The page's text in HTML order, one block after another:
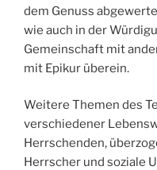
dem Genuss
wie auch in der
Gemeinschaft mit
mit Epikur überein.
Weitere Themen des
verschiedener
Herrschenden,
Herrscher und soziale